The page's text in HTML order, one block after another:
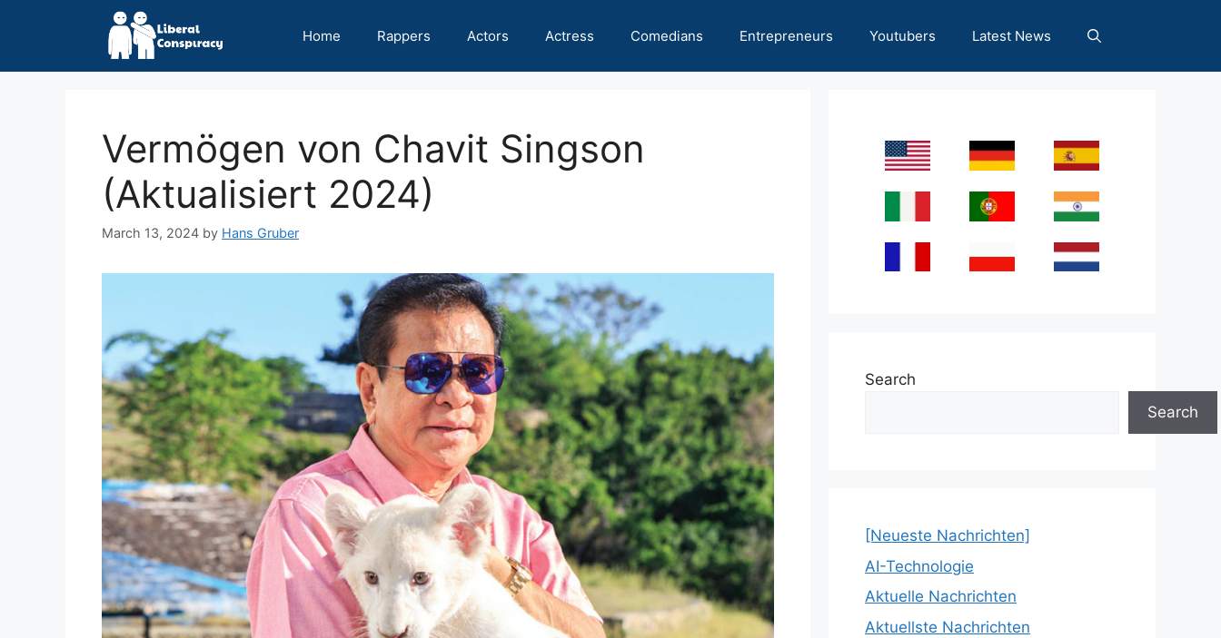
Home Rappers Actors Actress Comedians Entrepreneurs Youtubers Latest News
Vermögen von Chavit Singson
(Aktualisiert 2024)
March 13, 2024 by Hans Gruber
Search
Search
[Neueste Nachrichten]
AI-Technologie
Aktuelle Nachrichten
Aktuellste Nachrichten